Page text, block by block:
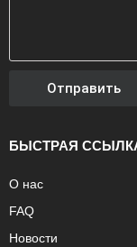
Отправить
БЫСТРАЯ
О нас
FAQ
Новости